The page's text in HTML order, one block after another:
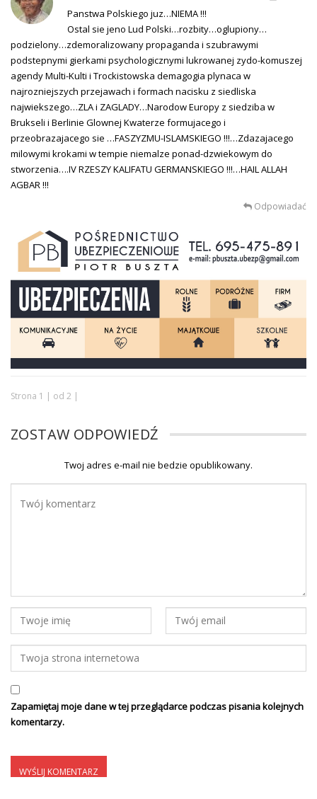
Panstwa Polskiego juz…NIEMA !!!
Ostal sie jeno Lud Polski…rozbity…oglupiony…
podzielony…zdemoralizowany propaganda i szubrawymi
podstepnymi gierkami psychologicznymi lukrowanej zydo-komuszej
agendy Multi-Kulti i Trockistowska demagogia plynaca w
najrozniejszych przejawach i formach nacisku z siedliska
najwiekszego…ZLA i ZAGLADY…Narodow Europy z siedziba w
Brukseli i Berlinie Glownej Kwaterze formujacego i
przeobrazajacego sie …FASZYZMU-ISLAMSKIEGO !!!…Zdazajacego
milowymi krokami w tempie niemalze ponad-dzwiekowym do
stworzenia….IV RZESZY KALIFATU GERMANSKIEGO !!!…HAIL ALLAH
AGBAR !!!
Odpowiadać
Strona 1 | od 2 |
ZOSTAW ODPOWIEDŹ
Twoj adres e-mail nie bedzie opublikowany.
Zapamiętaj moje dane w tej przeglądarce podczas pisania kolejnych
komentarzy.